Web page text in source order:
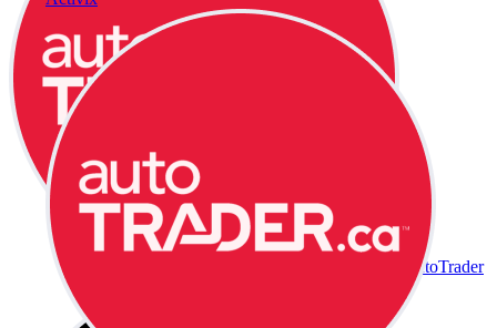
AutoTrader